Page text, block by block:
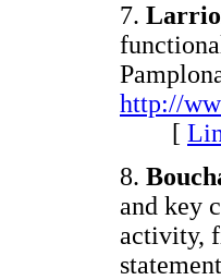
7.
http://
[
8.
and key
activity,